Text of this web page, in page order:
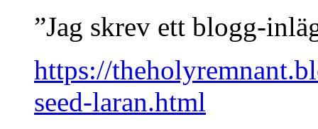
”Jag skrev ett blogg-
https://
seed-laran.html